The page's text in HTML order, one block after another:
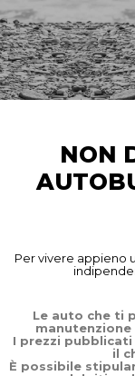
NON
Per vivere appieno
Le auto che ti
I prezzi pubblicati
il
È possibile